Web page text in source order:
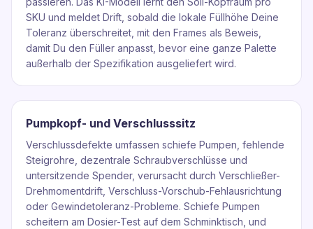
SKU und meldet Drift, sobald die lokale Füllhöhe Deine
Toleranz überschreitet, mit den Frames als Beweis,
damit Du den Füller anpasst, bevor eine ganze Palette
außerhalb der Spezifikation ausgeliefert wird.
Pumpkopf- und Verschlusssitz
Verschlussdefekte umfassen schiefe Pumpen, fehlende
Steigrohre, dezentrale Schraubverschlüsse und
untersitzende Spender, verursacht durch Verschließer-
Drehmomentdrift, Verschluss-Vorschub-Fehlausrichtung
oder Gewindetoleranz-Probleme. Schiefe Pumpen
scheitern am Dosier-Test auf dem Schminktisch, und